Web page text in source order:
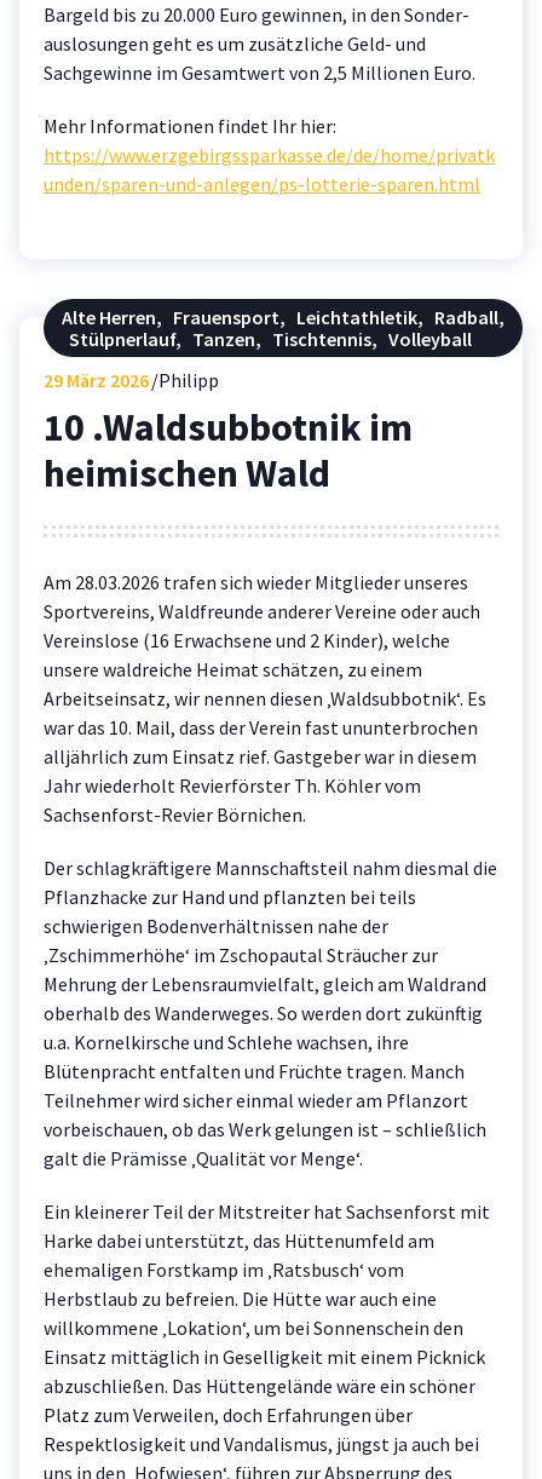
Bargeld bis zu 20.000 Euro gewinnen, in den Sonder­
auslosungen geht es um zusätzliche Geld- und
Sachgewinne im Gesamtwert von 2,5 Millionen Euro.
Mehr Informationen findet Ihr hier:
https://www.erzgebirgssparkasse.de/de/home/privatk
unden/sparen-und-anlegen/ps-lotterie-sparen.html
Alte Herren, Frauensport, Leichtathletik, Radball,
Stülpnerlauf, Tanzen, Tischtennis, Volleyball
29 März 2026 Philipp
10 .Waldsubbotnik im
heimischen Wald
Am 28.03.2026 trafen sich wieder Mitglieder unseres
Sportvereins, Waldfreunde anderer Vereine oder auch
Vereinslose (16 Erwachsene und 2 Kinder), welche
unsere waldreiche Heimat schätzen, zu einem
Arbeitseinsatz, wir nennen diesen ‚Waldsubbotnik‘. Es
war das 10. Mail, dass der Verein fast ununterbrochen
alljährlich zum Einsatz rief. Gastgeber war in diesem
Jahr wiederholt Revierförster Th. Köhler vom
Sachsenforst-Revier Börnichen.
Der schlagkräftigere Mannschaftsteil nahm diesmal die
Pflanzhacke zur Hand und pflanzten bei teils
schwierigen Bodenverhältnissen nahe der
‚Zschimmerhöhe‘ im Zschopautal Sträucher zur
Mehrung der Lebensraumvielfalt, gleich am Waldrand
oberhalb des Wanderweges. So werden dort zukünftig
u.a. Kornelkirsche und Schlehe wachsen, ihre
Blütenpracht entfalten und Früchte tragen. Manch
Teilnehmer wird sicher einmal wieder am Pflanzort
vorbeischauen, ob das Werk gelungen ist – schließlich
galt die Prämisse ‚Qualität vor Menge‘.
Ein kleinerer Teil der Mitstreiter hat Sachsenforst mit
Harke dabei unterstützt, das Hüttenumfeld am
ehemaligen Forstkamp im ‚Ratsbusch‘ vom
Herbstlaub zu befreien. Die Hütte war auch eine
willkommene ‚Lokation‘, um bei Sonnenschein den
Einsatz mittäglich in Geselligkeit mit einem Picknick
abzuschließen. Das Hüttengelände wäre ein schöner
Platz zum Verweilen, doch Erfahrungen über
Respektlosigkeit und Vandalismus, jüngst ja auch bei
uns in den ‚Hofwiesen‘, führen zur Absperrung des